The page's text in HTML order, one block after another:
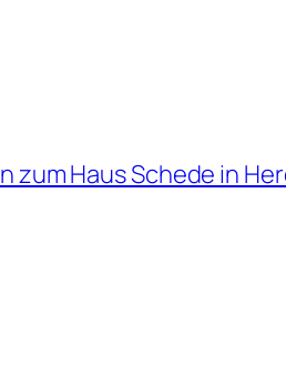
zum Haus Schede in